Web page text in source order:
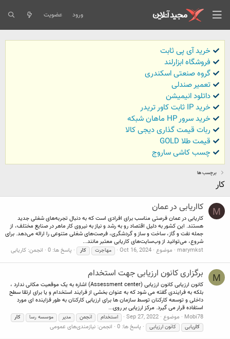
ورود عضویت
خرید آی پی ثابت
فروشگاه ابزارلند
گروه صنعتی اسکندری
تعمیر صندلی
داتلود انیمیشن
خرید IP ثابت کاور تریدر
خرید سرور HP ماهان شبکه
ربات قیمت گذاری دیجی کالا
قیمت طلا GOLD
چسب کاشی ساروج
برچسب ها
کار
M کااریابی در عمان
کاریابی در عمان فرصتی مناسب برای افرادی است که به دنبال تجربه‌های شغلی جدید
هستند. این کشور به دلیل اقتصاد رو به رشد و نیاز به نیروی کار ماهر در صنایع مختلف، از
جمله نفت و گاز، ساخت و ساز و گردشگری، فرصت‌های شغلی متنوعی را ارائه می‌دهد. برای
شروع، می‌توانید از وب‌سایت‌های کاریابی معتبر مانند...
marymkst موضوع Oct 16, 2024 مهاجرت کار پاسخ ها: 0 انجمن: کاریابی
M برگزاری کانون ارزیابی جهت استخدام
کانون ارزیابی کانون ارزیابی (Assessment center) اشاره به یک موقعیت مکانی ندارد ،
بلکه به فرایندی گفته می شود که به عنوان بخشی از فرایند استخدام و یا برای ارتقا سطح
داخلی و توسعه کارکنان توسط سازمان ها برای ارزیابی کارکنان به طور فزاینده ای مورد
استفاده قرار می گیرد. مرکز ارزیابی بر روی...
Mobi78
موضوع Sep 27, 2022 استخدام انجمن مدیر موسسه رسا
کار
کاریابی کانون ارزیابی پاسخ ها: 0 انجمن: نیازمندی‌های عمومی